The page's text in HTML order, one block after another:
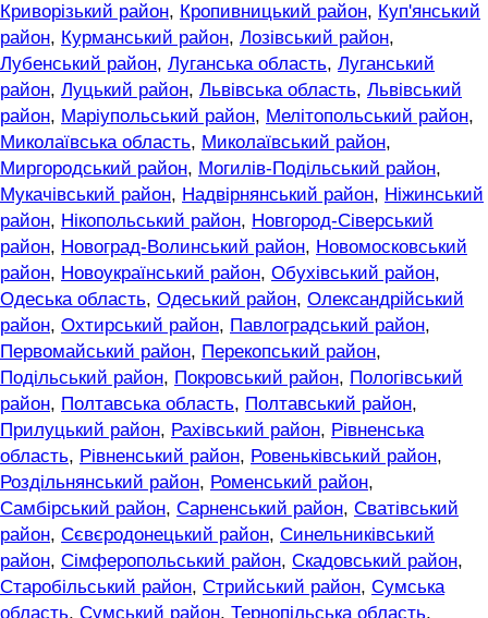
Криворізький район, Кропивницький район, Куп'янський
район, Курманський район, Лозівський район,
Лубенський район, Луганська область, Луганський
район, Луцький район, Львівська область, Львівський
район, Маріупольський район, Мелітопольський район,
Миколаївська область, Миколаївський район,
Миргородський район, Могилів-Подільський район,
Мукачівський район, Надвірнянський район, Ніжинський
район, Нікопольський район, Новгород-Сіверський
район, Новоград-Волинський район, Новомосковський
район, Новоукраїнський район, Обухівський район,
Одеська область, Одеський район, Олександрійський
район, Охтирський район, Павлоградський район,
Первомайський район, Перекопський район,
Подільський район, Покровський район, Пологівський
район, Полтавська область, Полтавський район,
Прилуцький район, Рахівський район, Рівненська
область, Рівненський район, Ровеньківський район,
Роздільнянський район, Роменський район,
Самбірський район, Сарненський район, Сватівський
район, Сєвєродонецький район, Синельниківський
район, Сімферопольський район, Скадовський район,
Старобільський район, Стрийський район, Сумська
область, Сумський район, Тернопільська область,